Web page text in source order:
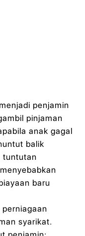
penjamin
pinjaman
anak gagal
balik
tuntutan
baru
perniagaan
syarikat.